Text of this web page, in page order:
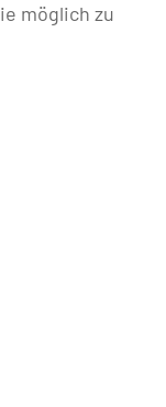
möglich zu